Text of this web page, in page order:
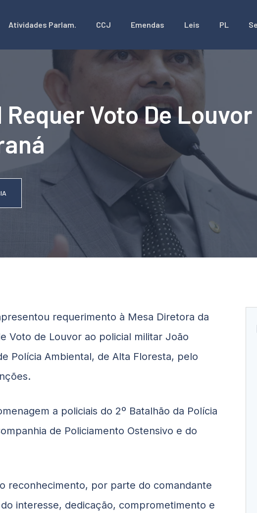
Atividades Parlam. CCJ Emendas Leis PL
Voto De
requerimento à Mesa Diretora da
Voto de Louvor ao policial militar João
Polícia Ambiental, de Alta Floresta, pelo
a policiais do 2º Batalhão da Polícia
de Policiamento Ostensivo e do
reconhecimento, por parte do comandante
interesse, dedicação, comprometimento e